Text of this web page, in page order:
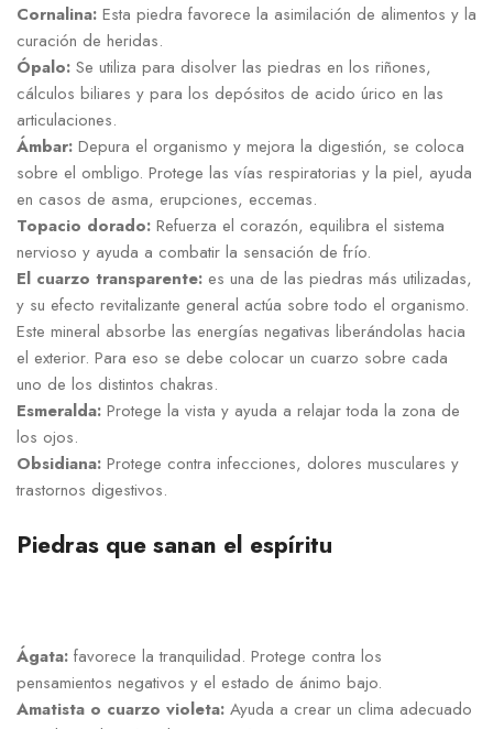
Cornalina: Esta piedra favorece la asimilación de alimentos y la
curación de heridas.
Ópalo: Se utiliza para disolver las piedras en los riñones,
cálculos biliares y para los depósitos de acido úrico en las
articulaciones.
Ámbar: Depura el organismo y mejora la digestión, se coloca
sobre el ombligo. Protege las vías respiratorias y la piel, ayuda
en casos de asma, erupciones, eccemas.
Topacio dorado: Refuerza el corazón, equilibra el sistema
nervioso y ayuda a combatir la sensación de frío.
El cuarzo transparente: es una de las piedras más utilizadas,
y su efecto revitalizante general actúa sobre todo el organismo.
Este mineral absorbe las energías negativas liberándolas hacia
el exterior. Para eso se debe colocar un cuarzo sobre cada
uno de los distintos chakras.
Esmeralda: Protege la vista y ayuda a relajar toda la zona de
los ojos.
Obsidiana: Protege contra infecciones, dolores musculares y
trastornos digestivos.
Piedras que sanan el espíritu
Ágata: favorece la tranquilidad. Protege contra los
pensamientos negativos y el estado de ánimo bajo.
Amatista o cuarzo violeta: Ayuda a crear un clima adecuado